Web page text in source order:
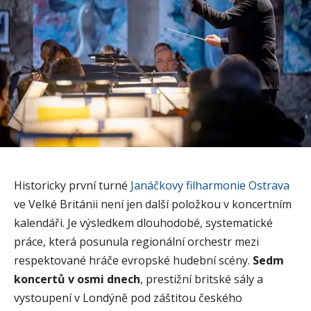
Historicky první turné Janáčkovy filharmonie Ostrava
ve Velké Británii není jen další položkou v koncertním
kalendáři. Je výsledkem dlouhodobé, systematické
práce, která posunula regionální orchestr mezi
respektované hráče evropské hudební scény. Sedm
koncertů v osmi dnech, prestižní britské sály a
vystoupení v Londýně pod záštitou českého